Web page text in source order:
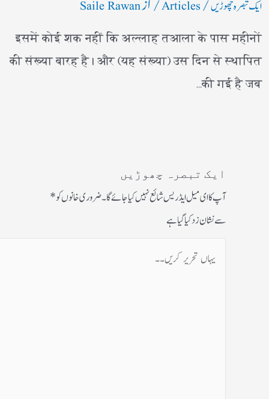
ایک تبصرہ چھوڑیں Articles
Saile Rawan
इसमें कोई शक नहीं कि अल्लाह तआला के पास महीनों
की संख्या बारह है। और (यह संख्या) उस दिन से स्थापित
की गई है जब…
ایک تبصرہ چھوڑیں
آپ کا ای میل ایڈریس شائع نہیں کیا جائے گا۔ضروری خانوں کو*
سے نشان زد کیا گیا ہے